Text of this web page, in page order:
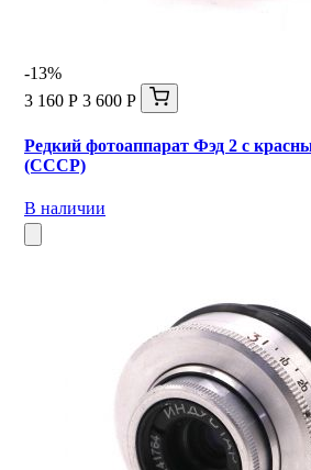
-13%
3 160 Р 3 600 Р
Редкий фотоаппарат Фэд 2 с
(СССР)
В наличии